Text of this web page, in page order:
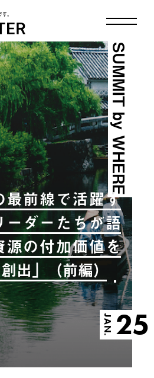
。
最前線で活躍す
ーダーたちが語
源の付加価値を
出」（前編）
JAN. 25
SUMMIT by WHERE